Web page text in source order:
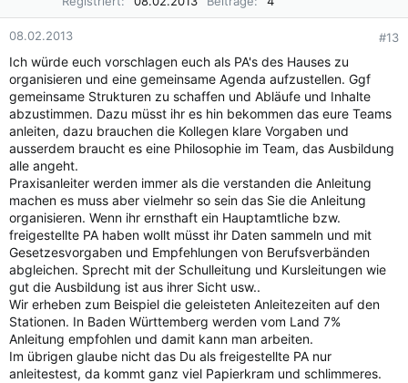
08.02.2013 #13
Ich würde euch vorschlagen euch als PA's des Hauses zu
organisieren und eine gemeinsame Agenda aufzustellen. Ggf
gemeinsame Strukturen zu schaffen und Abläufe und Inhalte
abzustimmen. Dazu müsst ihr es hin bekommen das eure Teams
anleiten, dazu brauchen die Kollegen klare Vorgaben und
ausserdem braucht es eine Philosophie im Team, das Ausbildung
alle angeht.
Praxisanleiter werden immer als die verstanden die Anleitung
machen es muss aber vielmehr so sein das Sie die Anleitung
organisieren. Wenn ihr ernsthaft ein Hauptamtliche bzw.
freigestellte PA haben wollt müsst ihr Daten sammeln und mit
Gesetzesvorgaben und Empfehlungen von Berufsverbänden
abgleichen. Sprecht mit der Schulleitung und Kursleitungen wie
gut die Ausbildung ist aus ihrer Sicht usw..
Wir erheben zum Beispiel die geleisteten Anleitezeiten auf den
Stationen. In Baden Württemberg werden vom Land 7%
Anleitung empfohlen und damit kann man arbeiten.
Im übrigen glaube nicht das Du als freigestellte PA nur
anleitestest, da kommt ganz viel Papierkram und schlimmeres.